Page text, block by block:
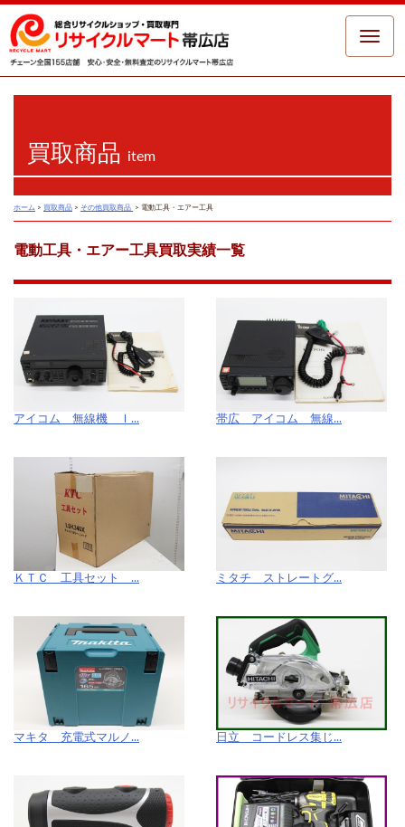
Toggle
買取商品 item
ホーム > 買取商品 > その他買取商品 > 電動工具・エアー工具
電動工具・エアー工具買取実績一覧
アイコム 無線機 Ｉ... 帯広 アイコム 無線...
ＫＴＣ 工具セット ... ミタチ ストレートグ...
マキタ 充電式マルノ... 日立 コードレス集じ...